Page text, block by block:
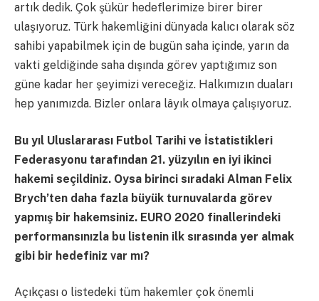
artık dedik. Çok şükür hedeflerimize birer birer
ulaşıyoruz. Türk hakemliğini dünyada kalıcı olarak söz
sahibi yapabilmek için de bugün saha içinde, yarın da
vakti geldiğinde saha dışında görev yaptığımız son
güne kadar her şeyimizi vereceğiz. Halkımızın duaları
hep yanımızda. Bizler onlara lâyık olmaya çalışıyoruz.
Bu yıl Uluslararası Futbol Tarihi ve İstatistikleri
Federasyonu tarafından 21. yüzyılın en iyi ikinci
hakemi seçildiniz. Oysa birinci sıradaki Alman Felix
Brych’ten daha fazla büyük turnuvalarda görev
yapmış bir hakemsiniz. EURO 2020 finallerindeki
performansınızla bu listenin ilk sırasında yer almak
gibi bir hedefiniz var mı?
Açıkçası o listedeki tüm hakemler çok önemli